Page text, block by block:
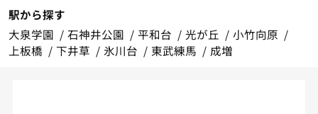
駅から探す
大泉学園
石神井公園 平和台 光が丘
小竹向原
上板橋
下井草 氷川台 東武練馬 成増